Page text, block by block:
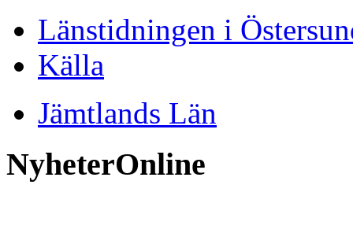
Länstidningen i
Källa
Jämtlands Län
NyheterOnline